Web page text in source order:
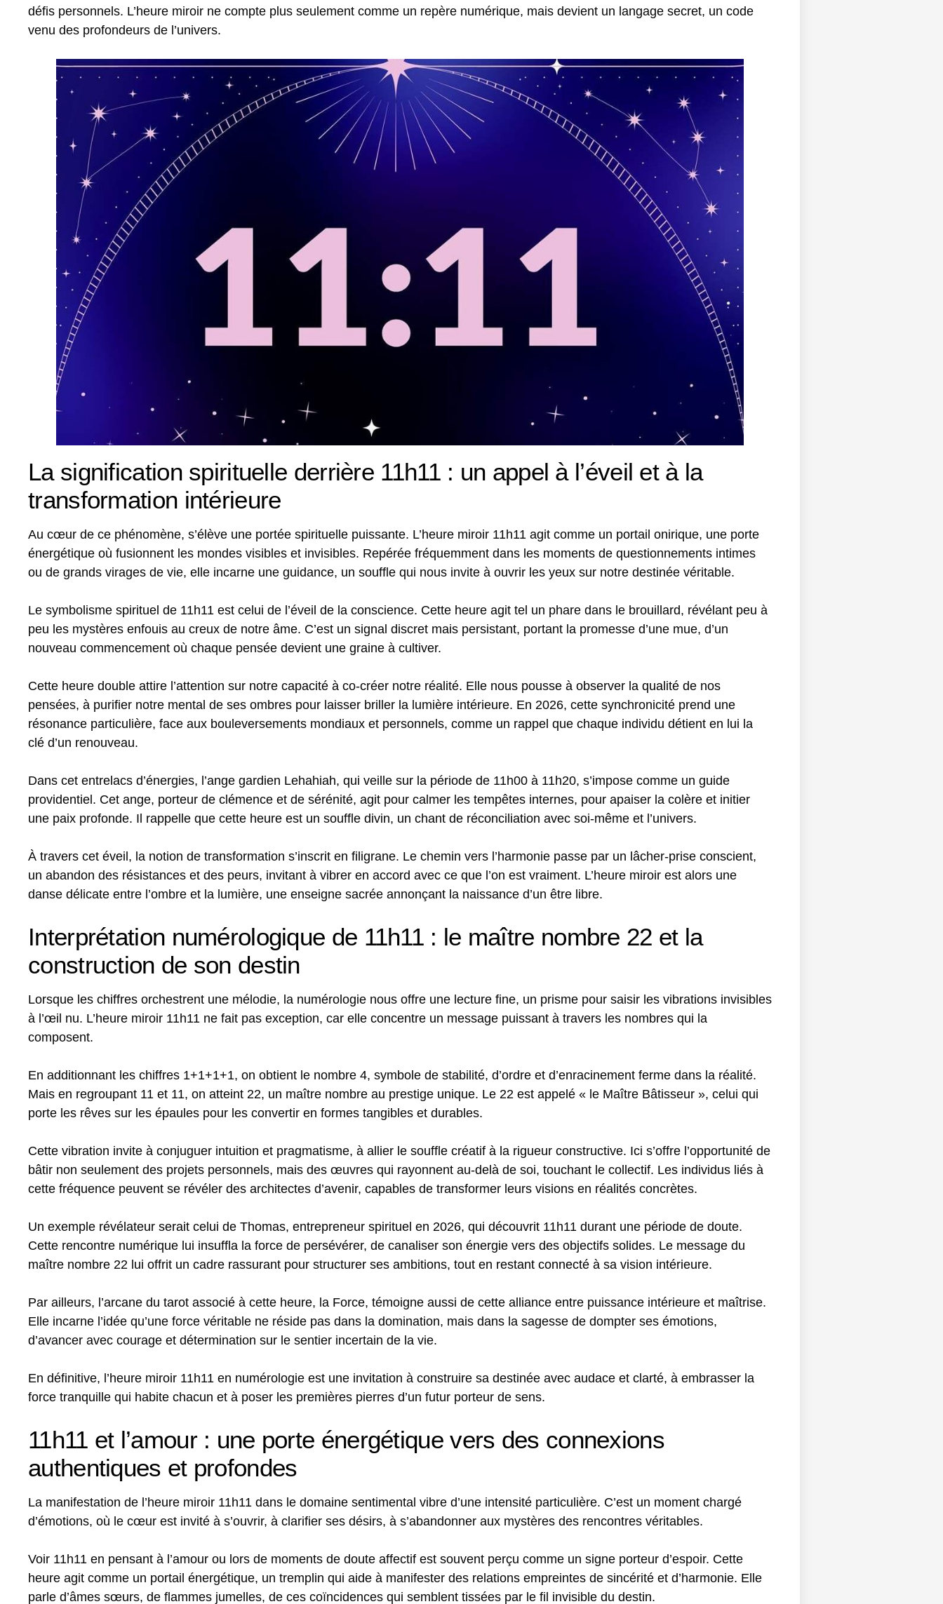
défis personnels. L’heure miroir ne compte plus seulement comme un repère numérique, mais devient un langage secret, un code
venu des profondeurs de l’univers.
La signification spirituelle derrière 11h11 : un appel à l’éveil et à la
transformation intérieure
Au cœur de ce phénomène, s’élève une portée spirituelle puissante. L’heure miroir 11h11 agit comme un portail onirique, une porte
énergétique où fusionnent les mondes visibles et invisibles. Repérée fréquemment dans les moments de questionnements intimes
ou de grands virages de vie, elle incarne une guidance, un souffle qui nous invite à ouvrir les yeux sur notre destinée véritable.
Le symbolisme spirituel de 11h11 est celui de l’éveil de la conscience. Cette heure agit tel un phare dans le brouillard, révélant peu à
peu les mystères enfouis au creux de notre âme. C’est un signal discret mais persistant, portant la promesse d’une mue, d’un
nouveau commencement où chaque pensée devient une graine à cultiver.
Cette heure double attire l’attention sur notre capacité à co-créer notre réalité. Elle nous pousse à observer la qualité de nos
pensées, à purifier notre mental de ses ombres pour laisser briller la lumière intérieure. En 2026, cette synchronicité prend une
résonance particulière, face aux bouleversements mondiaux et personnels, comme un rappel que chaque individu détient en lui la
clé d’un renouveau.
Dans cet entrelacs d’énergies, l’ange gardien Lehahiah, qui veille sur la période de 11h00 à 11h20, s’impose comme un guide
providentiel. Cet ange, porteur de clémence et de sérénité, agit pour calmer les tempêtes internes, pour apaiser la colère et initier
une paix profonde. Il rappelle que cette heure est un souffle divin, un chant de réconciliation avec soi-même et l’univers.
À travers cet éveil, la notion de transformation s’inscrit en filigrane. Le chemin vers l’harmonie passe par un lâcher-prise conscient,
un abandon des résistances et des peurs, invitant à vibrer en accord avec ce que l’on est vraiment. L’heure miroir est alors une
danse délicate entre l’ombre et la lumière, une enseigne sacrée annonçant la naissance d’un être libre.
Interprétation numérologique de 11h11 : le maître nombre 22 et la
construction de son destin
Lorsque les chiffres orchestrent une mélodie, la numérologie nous offre une lecture fine, un prisme pour saisir les vibrations invisibles
à l’œil nu. L’heure miroir 11h11 ne fait pas exception, car elle concentre un message puissant à travers les nombres qui la
composent.
En additionnant les chiffres 1+1+1+1, on obtient le nombre 4, symbole de stabilité, d’ordre et d’enracinement ferme dans la réalité.
Mais en regroupant 11 et 11, on atteint 22, un maître nombre au prestige unique. Le 22 est appelé « le Maître Bâtisseur », celui qui
porte les rêves sur les épaules pour les convertir en formes tangibles et durables.
Cette vibration invite à conjuguer intuition et pragmatisme, à allier le souffle créatif à la rigueur constructive. Ici s’offre l’opportunité de
bâtir non seulement des projets personnels, mais des œuvres qui rayonnent au-delà de soi, touchant le collectif. Les individus liés à
cette fréquence peuvent se révéler des architectes d’avenir, capables de transformer leurs visions en réalités concrètes.
Un exemple révélateur serait celui de Thomas, entrepreneur spirituel en 2026, qui découvrit 11h11 durant une période de doute.
Cette rencontre numérique lui insuffla la force de persévérer, de canaliser son énergie vers des objectifs solides. Le message du
maître nombre 22 lui offrit un cadre rassurant pour structurer ses ambitions, tout en restant connecté à sa vision intérieure.
Par ailleurs, l’arcane du tarot associé à cette heure, la Force, témoigne aussi de cette alliance entre puissance intérieure et maîtrise.
Elle incarne l’idée qu’une force véritable ne réside pas dans la domination, mais dans la sagesse de dompter ses émotions,
d’avancer avec courage et détermination sur le sentier incertain de la vie.
En définitive, l’heure miroir 11h11 en numérologie est une invitation à construire sa destinée avec audace et clarté, à embrasser la
force tranquille qui habite chacun et à poser les premières pierres d’un futur porteur de sens.
11h11 et l’amour : une porte énergétique vers des connexions
authentiques et profondes
La manifestation de l’heure miroir 11h11 dans le domaine sentimental vibre d’une intensité particulière. C’est un moment chargé
d’émotions, où le cœur est invité à s’ouvrir, à clarifier ses désirs, à s’abandonner aux mystères des rencontres véritables.
Voir 11h11 en pensant à l’amour ou lors de moments de doute affectif est souvent perçu comme un signe porteur d’espoir. Cette
heure agit comme un portail énergétique, un tremplin qui aide à manifester des relations empreintes de sincérité et d’harmonie. Elle
parle d’âmes sœurs, de flammes jumelles, de ces coïncidences qui semblent tissées par le fil invisible du destin.